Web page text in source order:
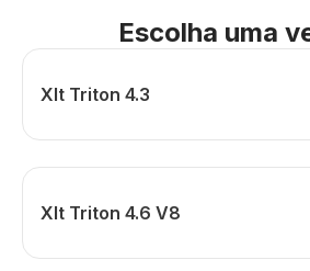
Escolha uma
Xlt Triton 4.3
Xlt Triton 4.6 V8